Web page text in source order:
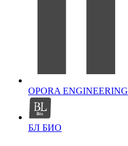
OPORA ENGINEERING
БЛ БИО